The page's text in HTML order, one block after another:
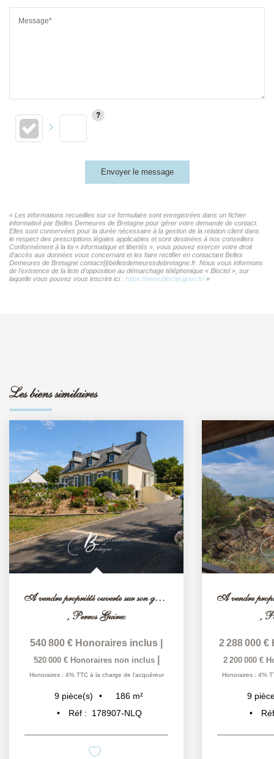
Message*
Envoyer le message
« Les informations recueillies sur ce formulaire sont enregistrées dans un fichier
informatisé par Belles Demeures de Bretagne pour gérer votre demande de contact.
Elles sont conservées pour la durée nécessaire à la gestion de la relation client dans
le respect des prescriptions légales applicables et sont destinées à nos conseillers
Conformément à la loi « informatique et libertés », vous pouvez exercer votre droit
d'accès aux données vous concernant et les faire rectifier en contactant Belles
Demeures de Bretagne contact@bellesdemeuresdebretagne.fr. Nous vous informons
de l'existence de la liste d'opposition au démarchage téléphonique « Bloctel », sur
laquelle vous pouvez vous inscrire ici : https://www.bloctel.gouv.fr/»
Les biens similaires
A vendre propriété ouverte sur son grand terrain...
, Perros Guirec
540 800 € Honoraires inclus
520 000 € Honoraires non inclus
Honoraires : 4% TTC à la charge de l'acquéreur
9 pièce(s) 186 m²
Réf :
178907-NLQ
,
2 288 000 €
2 200 000 €
Honoraires : 4%
9